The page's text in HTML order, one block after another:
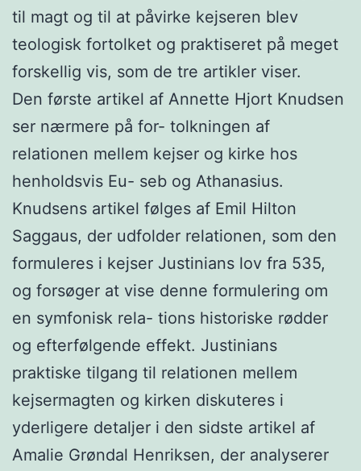
til magt og til at påvirke kejseren blev
teologisk fortolket og praktiseret på meget
forskellig vis, som de tre artikler viser.
Den første artikel af Annette Hjort Knudsen
ser nærmere på for- tolkningen af
relationen mellem kejser og kirke hos
henholdsvis Eu- seb og Athanasius.
Knudsens artikel følges af Emil Hilton
Saggaus, der udfolder relationen, som den
formuleres i kejser Justinians lov fra 535,
og forsøger at vise denne formulering om
en symfonisk rela- tions historiske rødder
og efterfølgende effekt. Justinians
praktiske tilgang til relationen mellem
kejsermagten og kirken diskuteres i
yderligere detaljer i den sidste artikel af
Amalie Grøndal Henriksen, der analyserer